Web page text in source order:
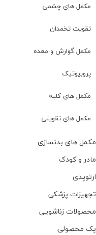
مکمل های چشمی
تقویت تخمدان
مکمل گوارش و معده
پروبیوتیک
مکمل های کلیه
مکمل های تقویتی
مکمل های بدنسازی
مادر و کودک
ارتوپدی
تجهیزات پزشکی
محصولات زناشویی
پک محصولی